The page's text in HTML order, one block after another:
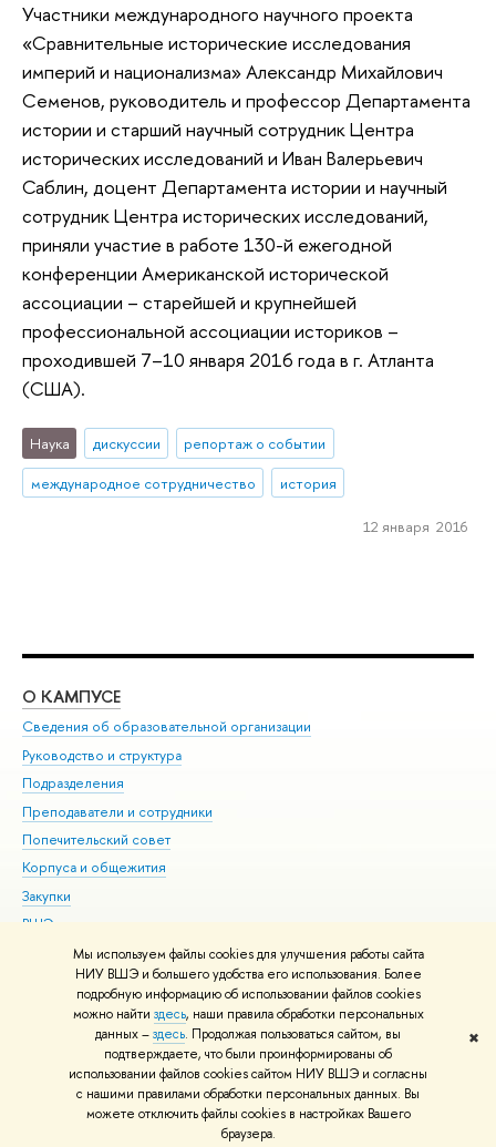
Мы используем файлы cookies для улучшения работы сайта
НИУ ВШЭ и большего удобства его использования. Более
подробную информацию об использовании файлов cookies
можно найти здесь, наши правила обработки персональных
данных –здесь. Продолжая пользоваться сайтом, вы
подтверждаете, что были проинформированы об
использовании файлов cookies сайтом НИУ ВШЭ и согласны
с нашими правилами обработки персональных данных. Вы
можете отключить файлы cookies в настройках Вашего
браузера.
✖
Участники международного научного проекта
«Сравнительные исторические исследования
империй и национализма» Александр Михайлович
Семенов, руководитель и профессор Департамента
истории и старший научный сотрудник Центра
исторических исследований и Иван Валерьевич
Саблин, доцент Департамента истории и научный
сотрудник Центра исторических исследований,
приняли участие в работе 130-й ежегодной
конференции Американской исторической
ассоциации – старейшей и крупнейшей
профессиональной ассоциации историков –
проходившей 7–10 января 2016 года в г. Атланта
(США).
Наука дискуссии
репортаж о событии
международное сотрудничество
история
12 января 2016
О КАМПУСЕ
Сведения об образовательной организации
Руководство и структура
Подразделения
Преподаватели и сотрудники
Попечительский совет
Корпуса и общежития
Закупки
ВШЭ для студентов с ограниченными возможностями
здоровья и инвалидностью
Версия для слабовидящих
Единая платежная страница
© НИУ ВШЭ 1993–2026 Адреса и контакты Условия использования
материалов Политика конфиденциальности Карта сайта
Шрифты HSE Sans и HSE Slab разработаны вШколе дизайна НИУ ВШЭ